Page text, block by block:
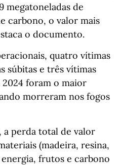
megatoneladas de
carbono, o valor mais
o documento.
quatro vítimas
súbitas e três vítimas
foram o maior
morreram nos fogos
a perda total de valor
(madeira, resina,
frutos e carbono